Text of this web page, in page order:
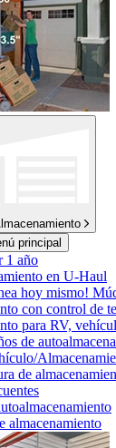
principal
1 año
en U-Haul
hoy mismo!
con control de
para RV,
de
de
almacenamiento